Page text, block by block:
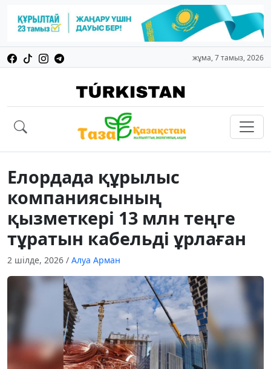
жұма, 7 тамыз, 2026
Елордада құрылыс
компаниясының
қызметкері 13 млн теңге
тұратын кабельді ұрлаған
2 шілде, 2026 / Алуа Арман